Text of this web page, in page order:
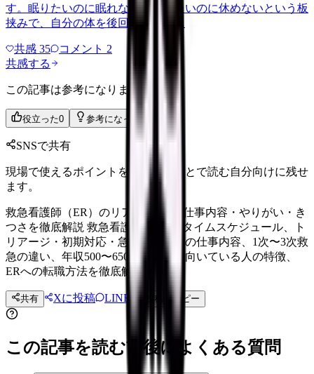
す。眠りたいのに眠れない、休みたいのに休めないという板
挟みで、自分の体を後回しにする…
共感 35 コメント 2
共感する
この記事は参考になりましたか？
役立った0 参考になった0
SNSで共有
現場で使えるポイントを、同僚やあとで読む自分向けに残せ
ます。
救急看護師（ER）のリアルな1日｜仕事内容・やりがい・き
つさを徹底解説 救急看護師の1日のタイムスケジュール、ト
リアージ・初期対応・急変対応などの仕事内容、1次〜3次救
急の違い、年収500〜650万の実態、向いている人の特徴、
ERへの転職方法を徹底解説。
共有 Xに投稿 LINE 投稿文コピー
この記事を読む前後によくある質問